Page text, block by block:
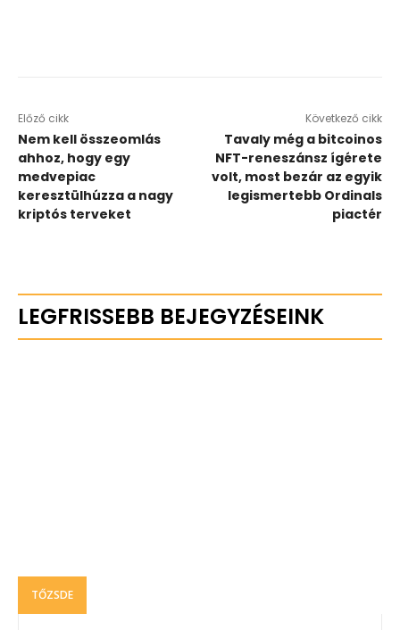
Előző cikk
Nem kell összeomlás
ahhoz, hogy egy
medvepiac
keresztülhúzza a nagy
kriptós terveket
Következő cikk
Tavaly még a bitcoinos
NFT-reneszánsz ígérete
volt, most bezár az egyik
legismertebb Ordinals
piactér
LEGFRISSEBB BEJEGYZÉSEINK
TŐZSDE